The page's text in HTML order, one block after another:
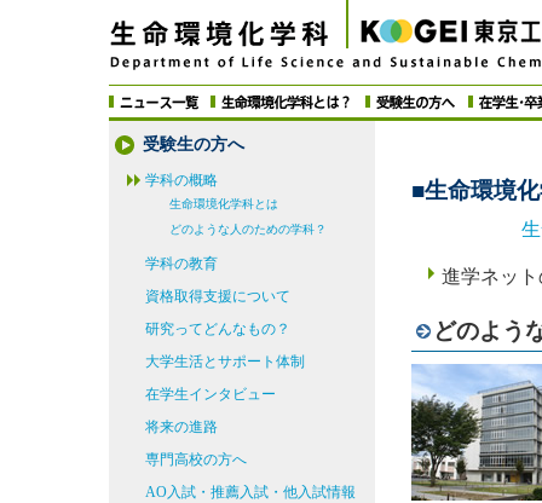
受験生の方へ
学科の概略
生命環境化学科とは
どのような人のための学科？
学科の教育
資格取得支援について
研究ってどんなもの？
大学生活とサポート体制
在学生インタビュー
将来の進路
専門高校の方へ
AO入試・推薦入試・他入試情報
■生命環境
進学ネッ
どのよう